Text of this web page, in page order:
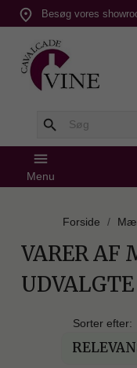
place Besøg vores
Silkeborg
search
menu
Menu
Forside
VARER AF
Sorter efter: